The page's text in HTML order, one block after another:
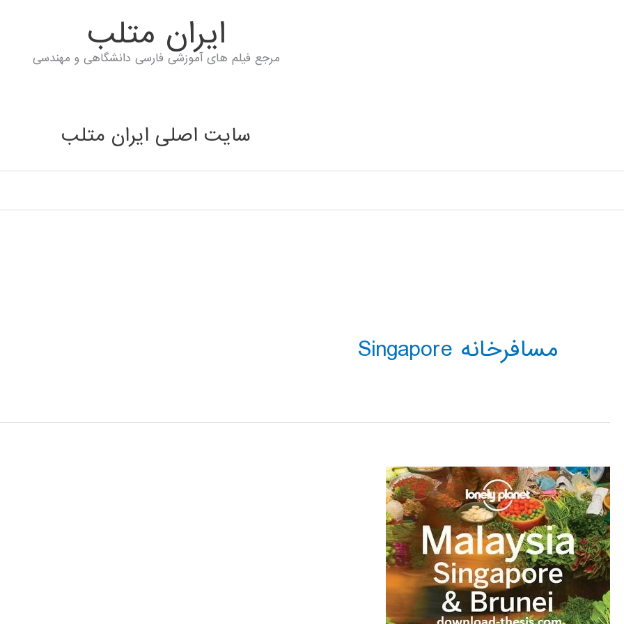
ايران متلب
مرجع فیلم های آموزشی فارسی دانشگاهی و مهندسی
سایت اصلی ایران متلب
مسافرخانه Singapore